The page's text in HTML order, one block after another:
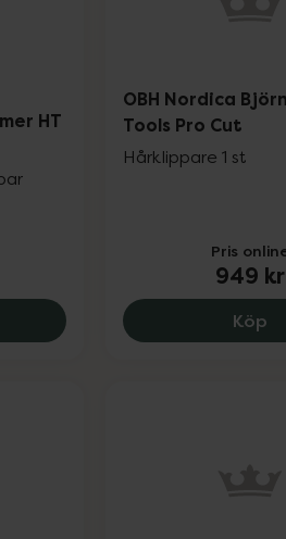
Guard NT1650/16, 199 kr.
HT
Split End Trimmer HT 22, 679 kr.
OBH Nordica
Tools Pro Cut
Hårklippare 1 st
Pris
949 kr
Köp